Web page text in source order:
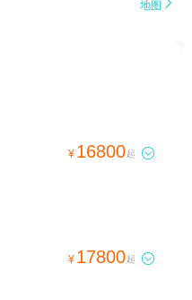
地图 
¥ 16800起 
¥ 17800起 